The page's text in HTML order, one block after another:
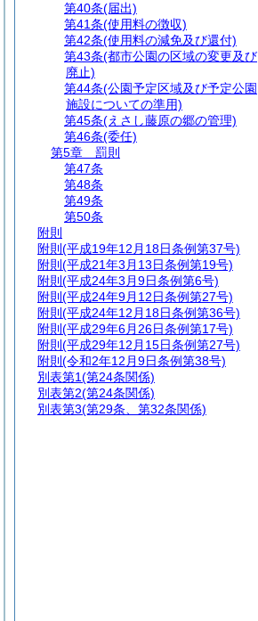
第40条(届出)
第41条(使用料の徴収)
第42条(使用料の減免及び還付)
第43条(都市公園の区域の変更及び
廃止)
第44条(公園予定区域及び予定公園
施設についての準用)
第45条(えさし藤原の郷の管理)
第46条(委任)
第5章
罰則
第47条
第48条
第49条
第50条
附則
附則 (平成19年12月18日条例第37号)
附則 (平成21年3月13日条例第19号)
附則 (平成24年3月9日条例第6号)
附則 (平成24年9月12日条例第27号)
附則 (平成24年12月18日条例第36号)
附則 (平成29年6月26日条例第17号)
附則 (平成29年12月15日条例第27号)
附則 (令和2年12月9日条例第38号)
別表第1(第24条関係)
別表第2(第24条関係)
別表第3(第29条、第32条関係)